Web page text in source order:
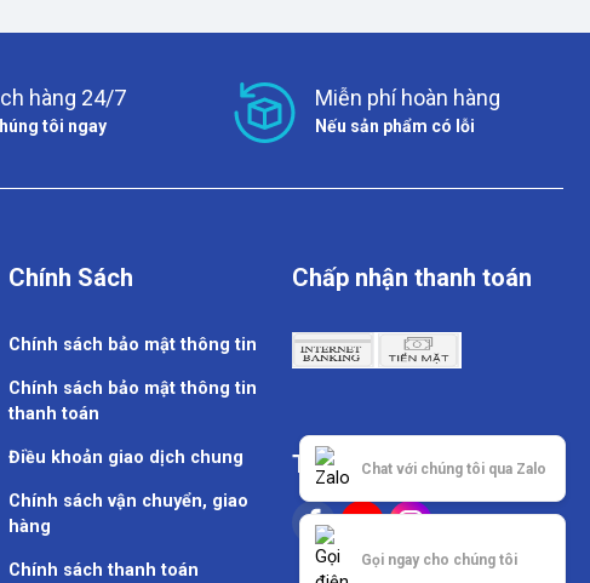
hàng 24/7
tôi ngay
Miễn phí hoàn hàng
Nếu sản phẩm có lỗi
Chính Sách
Chính sách bảo mật thông tin
Chính sách bảo mật thông tin
thanh toán
Điều khoản giao dịch chung
Chính sách vận chuyển, giao
hàng
Chính sách thanh toán
Chấp nhận thanh toán
Theo dõi chúng tôi
Chat với chúng tôi qua Zalo
Gọi ngay cho chúng tôi